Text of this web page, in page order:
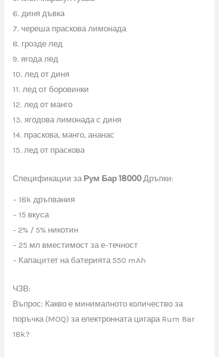
6. диня дъвка
7. череша праскова лимонада
8. грозде лед
9. ягода лед
10. лед от диня
11. лед от боровинки
12. лед от манго
13. ягодова лимонада с диня
14. праскова, манго, ананас
15. лед от праскова
Спецификации за Рум Бар18000Дръпки:
– 18k дръпвания
– 15 вкуса
- 2% / 5% никотин
– 25 мл вместимост за е-течност
– Капацитет на батерията 550 mAh
ЧЗВ:
Въпрос: Какво е минималното количество за
поръчка (MOQ) за електронната цигара Rum Bar
18k?